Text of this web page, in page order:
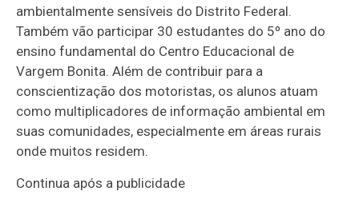
ambientalmente sensíveis do Distrito Federal.
Também vão participar 30 estudantes do 5º ano do
ensino fundamental do Centro Educacional de
Vargem Bonita. Além de contribuir para a
conscientização dos motoristas, os alunos atuam
como multiplicadores de informação ambiental em
suas comunidades, especialmente em áreas rurais
onde muitos residem.
Continua após a publicidade